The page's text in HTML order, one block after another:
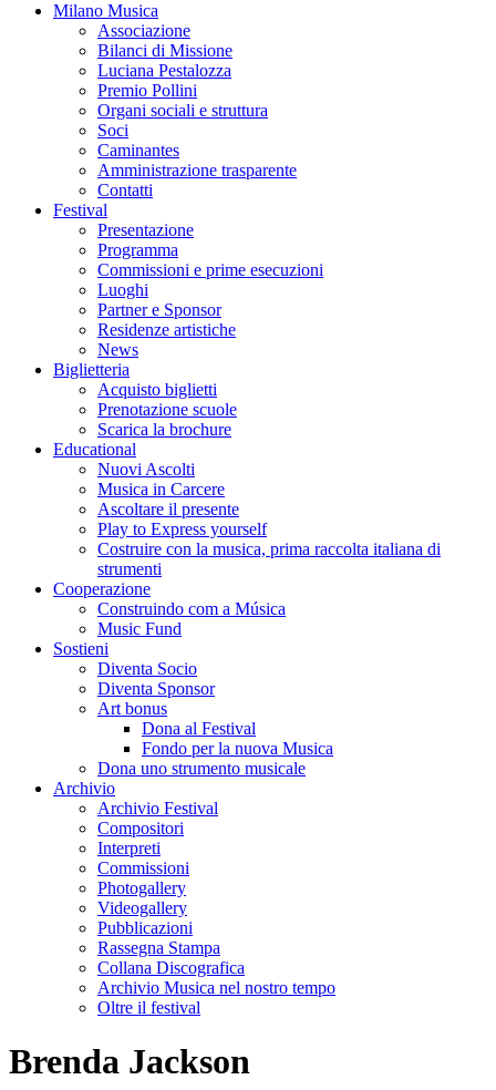
Milano Musica
Associazione
Bilanci di Missione
Luciana Pestalozza
Premio Pollini
Organi sociali e struttura
Soci
Caminantes
Amministrazione trasparente
Contatti
Festival
Presentazione
Programma
Commissioni e prime esecuzioni
Luoghi
Partner e Sponsor
Residenze artistiche
News
Biglietteria
Acquisto biglietti
Prenotazione scuole
Scarica la brochure
Educational
Nuovi Ascolti
Musica in Carcere
Ascoltare il presente
Play to Express yourself
Costruire con la musica, prima raccolta italiana di
strumenti
Cooperazione
Construindo com a Música
Music Fund
Sostieni
Diventa Socio
Diventa Sponsor
Art bonus
Dona al Festival
Fondo per la nuova Musica
Dona uno strumento musicale
Archivio
Archivio Festival
Compositori
Interpreti
Commissioni
Photogallery
Videogallery
Pubblicazioni
Rassegna Stampa
Collana Discografica
Archivio Musica nel nostro tempo
Oltre il festival
Brenda Jackson